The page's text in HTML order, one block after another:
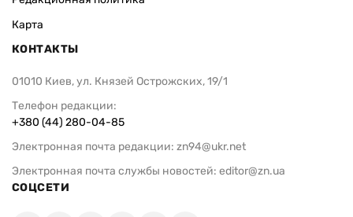
Карта
КОНТАКТЫ
01010 Киев, ул. Князей Острожских, 19/1
Телефон редакции:
+380 (44) 280-04-85
Электронная почта редакции: zn94@ukr.net
Электронная почта службы новостей: editor@zn.ua
СОЦСЕТИ